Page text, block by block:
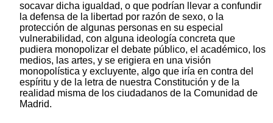
socavar dicha igualdad, o que podrían llevar a confundir
la defensa de la libertad por razón de sexo, o la
protección de algunas personas en su especial
vulnerabilidad, con alguna ideología concreta que
pudiera monopolizar el debate público, el académico, los
medios, las artes, y se erigiera en una visión
monopolística y excluyente, algo que iría en contra del
espíritu y de la letra de nuestra Constitución y de la
realidad misma de los ciudadanos de la Comunidad de
Madrid.